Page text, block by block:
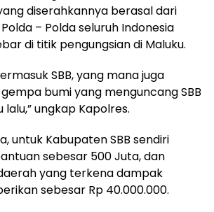
diserahkannya berasal dari
– Polda seluruh Indonesia
di titik pengungsian di Maluku.
SBB, yang mana juga
bumi yang menguncang SBB
ungkap Kapolres.
untuk Kabupaten SBB sendiri
sebesar 500 Juta, dan
yang terkena dampak
sebesar Rp 40.000.000.